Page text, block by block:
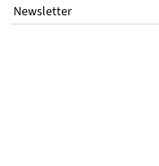
Newsletter